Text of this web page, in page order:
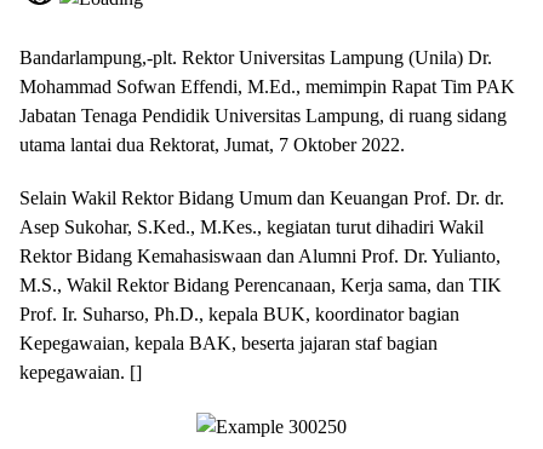
Bandarlampung,-plt. Rektor Universitas Lampung (Unila) Dr.
Mohammad Sofwan Effendi, M.Ed., memimpin Rapat Tim PAK
Jabatan Tenaga Pendidik Universitas Lampung, di ruang sidang
utama lantai dua Rektorat, Jumat, 7 Oktober 2022.
Selain Wakil Rektor Bidang Umum dan Keuangan Prof. Dr. dr.
Asep Sukohar, S.Ked., M.Kes., kegiatan turut dihadiri Wakil
Rektor Bidang Kemahasiswaan dan Alumni Prof. Dr. Yulianto,
M.S., Wakil Rektor Bidang Perencanaan, Kerja sama, dan TIK
Prof. Ir. Suharso, Ph.D., kepala BUK, koordinator bagian
Kepegawaian, kepala BAK, beserta jajaran staf bagian
kepegawaian. []